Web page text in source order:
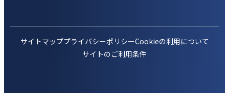
サイトマッププライバシーポリシーCookieの利用について
サイトのご利用条件